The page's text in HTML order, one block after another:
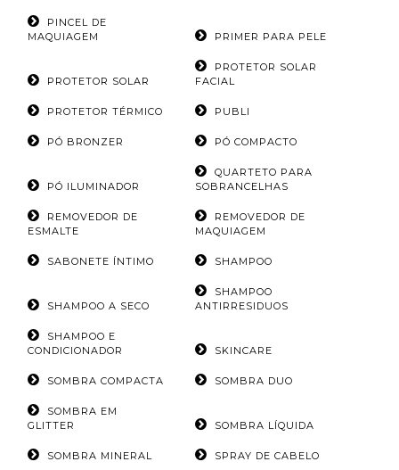
PINCEL DE
MAQUIAGEM
PRIMER PARA PELE
PROTETOR SOLAR
PROTETOR SOLAR
FACIAL
PROTETOR TÉRMICO PUBLI
PÓ BRONZER PÓ COMPACTO
PÓ ILUMINADOR
QUARTETO PARA
SOBRANCELHAS
REMOVEDOR DE
ESMALTE
REMOVEDOR DE
MAQUIAGEM
SABONETE ÍNTIMO SHAMPOO
SHAMPOO A SECO
SHAMPOO
ANTIRRESIDUOS
SHAMPOO E
CONDICIONADOR
SKINCARE
SOMBRA COMPACTA SOMBRA DUO
SOMBRA EM
GLITTER
SOMBRA LÍQUIDA
SOMBRA MINERAL SPRAY DE CABELO